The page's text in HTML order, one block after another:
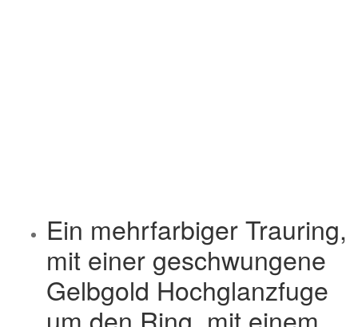
Ein mehrfarbiger Trauring,
mit einer geschwungene
Gelbgold Hochglanzfuge